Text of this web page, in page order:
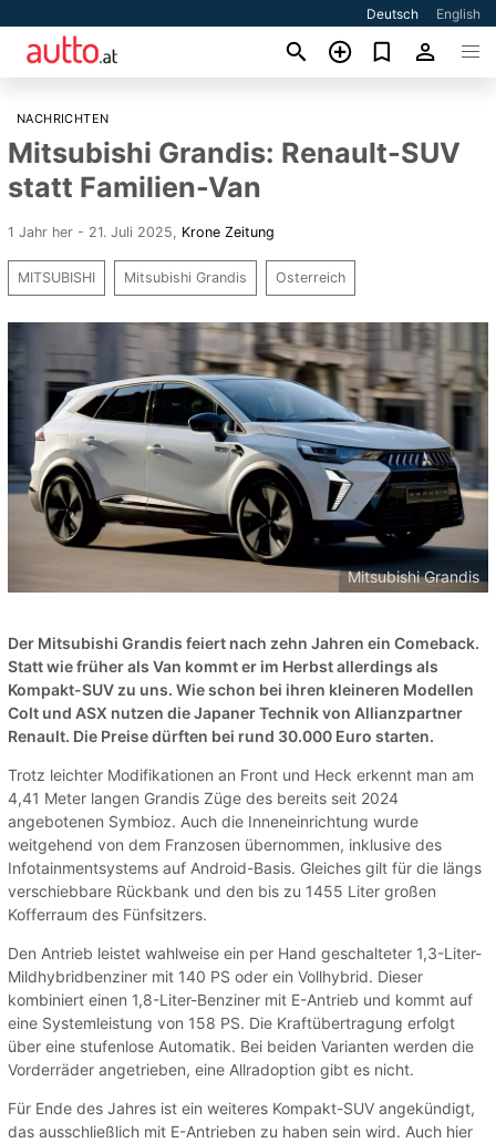
Deutsch English
NACHRICHTEN
Mitsubishi Grandis: Renault-SUV
statt Familien-Van
1 Jahr her - 21. Juli 2025 Krone Zeitung
MITSUBISHI Mitsubishi Grandis Osterreich
Mitsubishi Grandis
Der Mitsubishi Grandis feiert nach zehn Jahren ein Comeback.
Statt wie früher als Van kommt er im Herbst allerdings als
Kompakt-SUV zu uns. Wie schon bei ihren kleineren Modellen
Colt und ASX nutzen die Japaner Technik von Allianzpartner
Renault. Die Preise dürften bei rund 30.000 Euro starten.
Trotz leichter Modifikationen an Front und Heck erkennt man am
4,41 Meter langen Grandis Züge des bereits seit 2024
angebotenen Symbioz. Auch die Inneneinrichtung wurde
weitgehend von dem Franzosen übernommen, inklusive des
Infotainmentsystems auf Android-Basis. Gleiches gilt für die längs
verschiebbare Rückbank und den bis zu 1455 Liter großen
Kofferraum des Fünfsitzers.
Den Antrieb leistet wahlweise ein per Hand geschalteter 1,3-Liter-
Mildhybridbenziner mit 140 PS oder ein Vollhybrid. Dieser
kombiniert einen 1,8-Liter-Benziner mit E-Antrieb und kommt auf
eine Systemleistung von 158 PS. Die Kraftübertragung erfolgt
über eine stufenlose Automatik. Bei beiden Varianten werden die
Vorderräder angetrieben, eine Allradoption gibt es nicht.
Für Ende des Jahres ist ein weiteres Kompakt-SUV angekündigt,
das ausschließlich mit E-Antrieben zu haben sein wird. Auch hier